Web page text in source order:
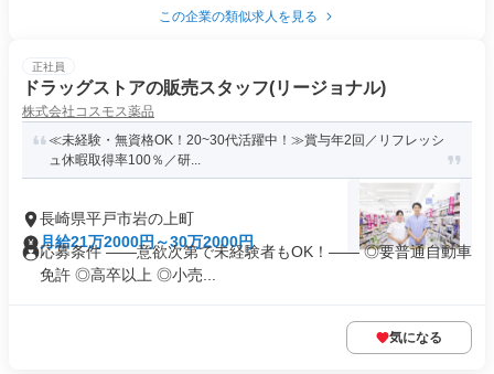
この企業の類似求人を見る
正社員
ドラッグストアの販売スタッフ(リージョナル)
株式会社コスモス薬品
≪未経験・無資格OK！20~30代活躍中！≫賞与年2回／リフレッシ
ュ休暇取得率100％／研...
長崎県平戸市岩の上町
月給21万2000円～30万2000円
応募条件 ――意欲次第で未経験者もOK！―― ◎要普通自動車
免許 ◎高卒以上 ◎小売...
気になる